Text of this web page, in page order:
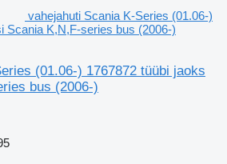
vahejahuti Scania K-Series (01.06-)
Scania K,N,F-series bus (2006-)
(01.06-) 1767872 tüübi jaoks
bus (2006-)